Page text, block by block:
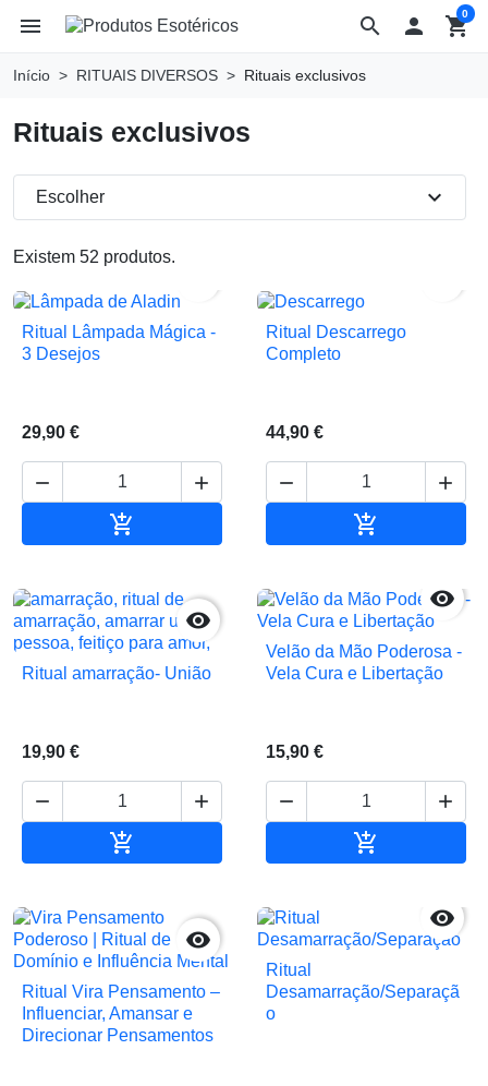
search
menu  shopping_cart
0
Início RITUAIS DIVERSOS Rituais exclusivos
Rituais exclusivos
Existem 52 produtos.
Escolher expand_more
Ritual Lâmpada Mágica -
3 Desejos
29,90 €
 

Ritual Descarrego
Completo
44,90 €
 


Ritual amarração- União
19,90 €
 


Velão da Mão Poderosa -
Vela Cura e Libertação
15,90 €
 


Ritual Vira Pensamento –
Influenciar, Amansar e
Direcionar Pensamentos

Ritual
Desamarração/Separaçã
o